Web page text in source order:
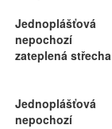
Jednoplášťová
nepochozí
zateplená střecha
Jednoplášťová
nepochozí